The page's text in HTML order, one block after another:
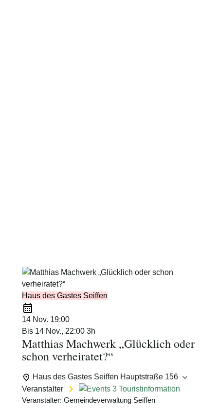
Haus des Gastes Seiffen
14 Nov. 19:00
Bis 14 Nov., 22:00 3h
Matthias Machwerk „Glücklich oder
schon verheiratet?“
Haus des Gastes Seiffen Hauptstraße 156
Veranstalter
Touristinformation
Veranstalter: Gemeindeverwaltung Seiffen